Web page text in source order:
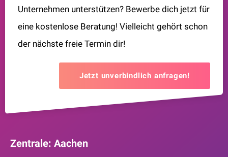
Unternehmen unterstützen? Bewerbe dich jetzt für
eine kostenlose Beratung! Vielleicht gehört schon
der nächste freie Termin dir!
Jetzt unverbindlich anfragen!
Zentrale: Aachen